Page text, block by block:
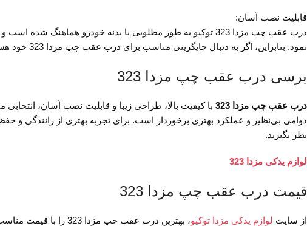
قابلیت نصب آسان:
درب عقب چپ مزدا 323 توکیو به طور مطلوبی با بدنه خودرو
نمود. بنابراین، اگر به دنبال جایگزینی مناسب برای درب عقب چپ مزدا 323 خود هستید، نصب درب عقب چپ مزدا 323 را به شدت توصیه می‌کنیم.
برسی درب عقب چپ مزدا 323
درب عقب چپ مزدا 323
نظر بگیرید.
لوازم یدکی مزدا 323
قیمت درب عقب چپ مزدا 323
از سایت لوازم یدکی مزدا توکیو، بهترین درب عقب چپ مزدا 323 را با قیمت مناسب خرید کنید!